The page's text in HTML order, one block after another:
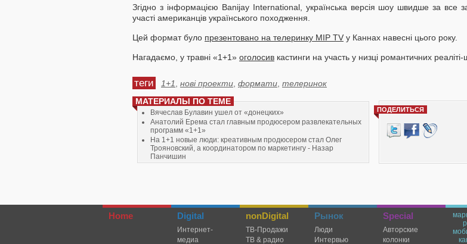
Згідно з інформацією Banijay International, українська версія шоу швидше за все
участі американців українського походження.
Цей формат було презентовано на телеринку MIP TV у Каннах навесні цього року.
Нагадаємо, у травні «1+1» оголосив кастинги на участь у низці романтичних реаліті-
теги 1+1 нові проекти формати телеринок
МАТЕРИАЛЫ ПО ТЕМЕ
Вячеслав Булавин ушел от «донецких»
Анатолий Ерема стал главным продюсером развлекательных
программ «1+1»
На 1+1 новые люди: креативным продюсером стал Олег
Трояновский, а координатором по маркетингу - Назар
Панчишин
ПОДЕЛИТЬСЯ
Home Digital
Интернет-
медиа
nonDigital
TВ-Продажи
ТВ & радио
Рынок
Люди
Интервью
Special
Авторские
колонки